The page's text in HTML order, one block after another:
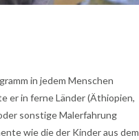
in jedem Menschen
er in ferne Länder (Äthiopien,
sonstige Malerfahrung
wie die der Kinder aus dem